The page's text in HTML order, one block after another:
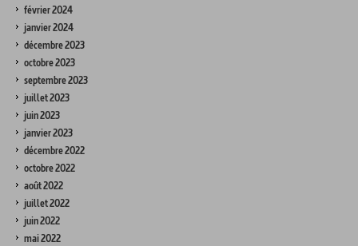
février 2024
janvier 2024
décembre 2023
octobre 2023
septembre 2023
juillet 2023
juin 2023
janvier 2023
décembre 2022
octobre 2022
août 2022
juillet 2022
juin 2022
mai 2022